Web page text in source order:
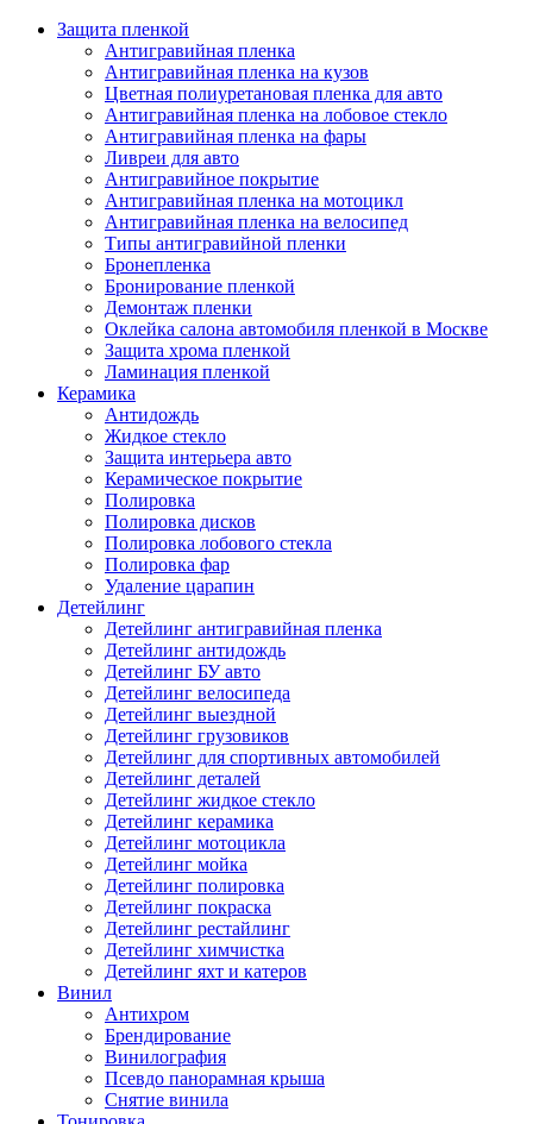
Защита пленкой
Антигравийная пленка
Антигравийная пленка на кузов
Цветная полиуретановая пленка для авто
Антигравийная пленка на лобовое стекло
Антигравийная пленка на фары
Ливреи для авто
Антигравийное покрытие
Антигравийная пленка на мотоцикл
Антигравийная пленка на велосипед
Типы антигравийной пленки
Бронепленка
Бронирование пленкой
Демонтаж пленки
Оклейка салона автомобиля пленкой в Москве
Защита хрома пленкой
Ламинация пленкой
Керамика
Антидождь
Жидкое стекло
Защита интерьера авто
Керамическое покрытие
Полировка
Полировка дисков
Полировка лобового стекла
Полировка фар
Удаление царапин
Детейлинг
Детейлинг антигравийная пленка
Детейлинг антидождь
Детейлинг БУ авто
Детейлинг велосипеда
Детейлинг выездной
Детейлинг грузовиков
Детейлинг для спортивных автомобилей
Детейлинг деталей
Детейлинг жидкое стекло
Детейлинг керамика
Детейлинг мотоцикла
Детейлинг мойка
Детейлинг полировка
Детейлинг покраска
Детейлинг рестайлинг
Детейлинг химчистка
Детейлинг яхт и катеров
Винил
Антихром
Брендирование
Винилография
Псевдо панорамная крыша
Снятие винила